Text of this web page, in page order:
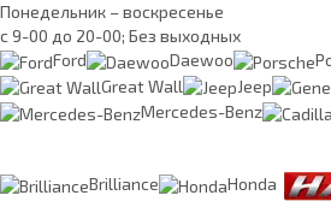
Понедельник – воскресенье
с 9-00 до 20-00; Без выходных
Ford
Daewoo
Great Wall
Jeep
Mercedes-Benz
Brilliance Honda